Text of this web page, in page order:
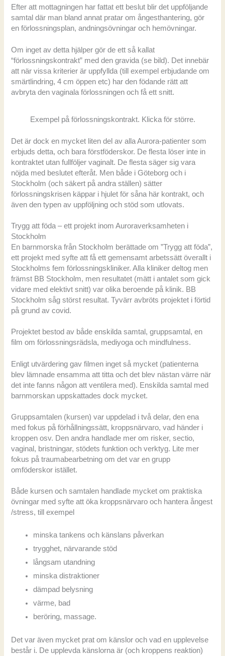
Efter att mottagningen har fattat ett beslut blir det uppföljande
samtal där man bland annat pratar om ångesthantering, gör
en förlossningsplan, andningsövningar och hemövningar.
Om inget av detta hjälper gör de ett så kallat
“förlossningskontrakt” med den gravida (se bild). Det innebär
att när vissa kriterier är uppfyllda (till exempel erbjudande om
smärtlindring, 4 cm öppen etc) har den födande rätt att
avbryta den vaginala förlossningen och få ett snitt.
Exempel på förlossningskontrakt. Klicka för större.
Det är dock en mycket liten del av alla Aurora-patienter som
erbjuds detta, och bara förstföderskor. De flesta löser inte in
kontraktet utan fullföljer vaginalt. De flesta säger sig vara
nöjda med beslutet efteråt. Men både i Göteborg och i
Stockholm (och säkert på andra ställen) sätter
förlossningskrisen käppar i hjulet för såna här kontrakt, och
även den typen av uppföljning och stöd som utlovats.
Trygg att föda – ett projekt inom Auroraverksamheten i
Stockholm
En barnmorska från Stockholm berättade om ”Trygg att föda”,
ett projekt med syfte att få ett gemensamt arbetssätt överallt i
Stockholms fem förlossningskliniker. Alla kliniker deltog men
främst BB Stockholm, men resultatet (mätt i antalet som gick
vidare med elektivt snitt) var olika beroende på klinik. BB
Stockholm såg störst resultat. Tyvärr avbröts projektet i förtid
på grund av covid.
Projektet bestod av både enskilda samtal, gruppsamtal, en
film om förlossningsrädsla, mediyoga och mindfulness.
Enligt utvärdering gav filmen inget så mycket (patienterna
blev lämnade ensamma att titta och det blev nästan värre när
det inte fanns någon att ventilera med). Enskilda samtal med
barnmorskan uppskattades dock mycket.
Gruppsamtalen (kursen) var uppdelad i två delar, den ena
med fokus på förhållningssätt, kroppsnärvaro, vad händer i
kroppen osv. Den andra handlade mer om risker, sectio,
vaginal, bristningar, stödets funktion och verktyg. Lite mer
fokus på traumabearbetning om det var en grupp
omföderskor istället.
Både kursen och samtalen handlade mycket om praktiska
övningar med syfte att öka kroppsnärvaro och hantera ångest
/stress, till exempel
minska tankens och känslans påverkan
trygghet, närvarande stöd
långsam utandning
minska distraktioner
dämpad belysning
värme, bad
beröring, massage.
Det var även mycket prat om känslor och vad en upplevelse
består i. De upplevda känslorna är (och kroppens reaktion)